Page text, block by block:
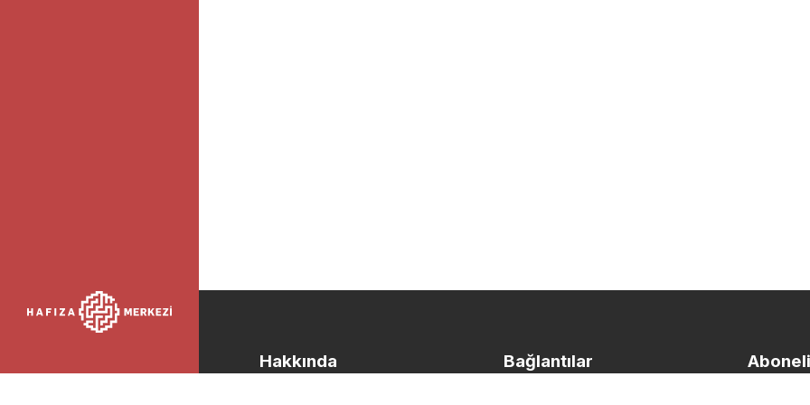
Cezasızlıkla Bitti
15 Aralık 2015
Hakkında Bağlantılar